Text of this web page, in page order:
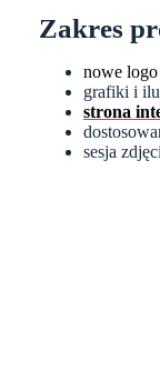
Zakres
nowe logo
grafiki i
strona
sesja